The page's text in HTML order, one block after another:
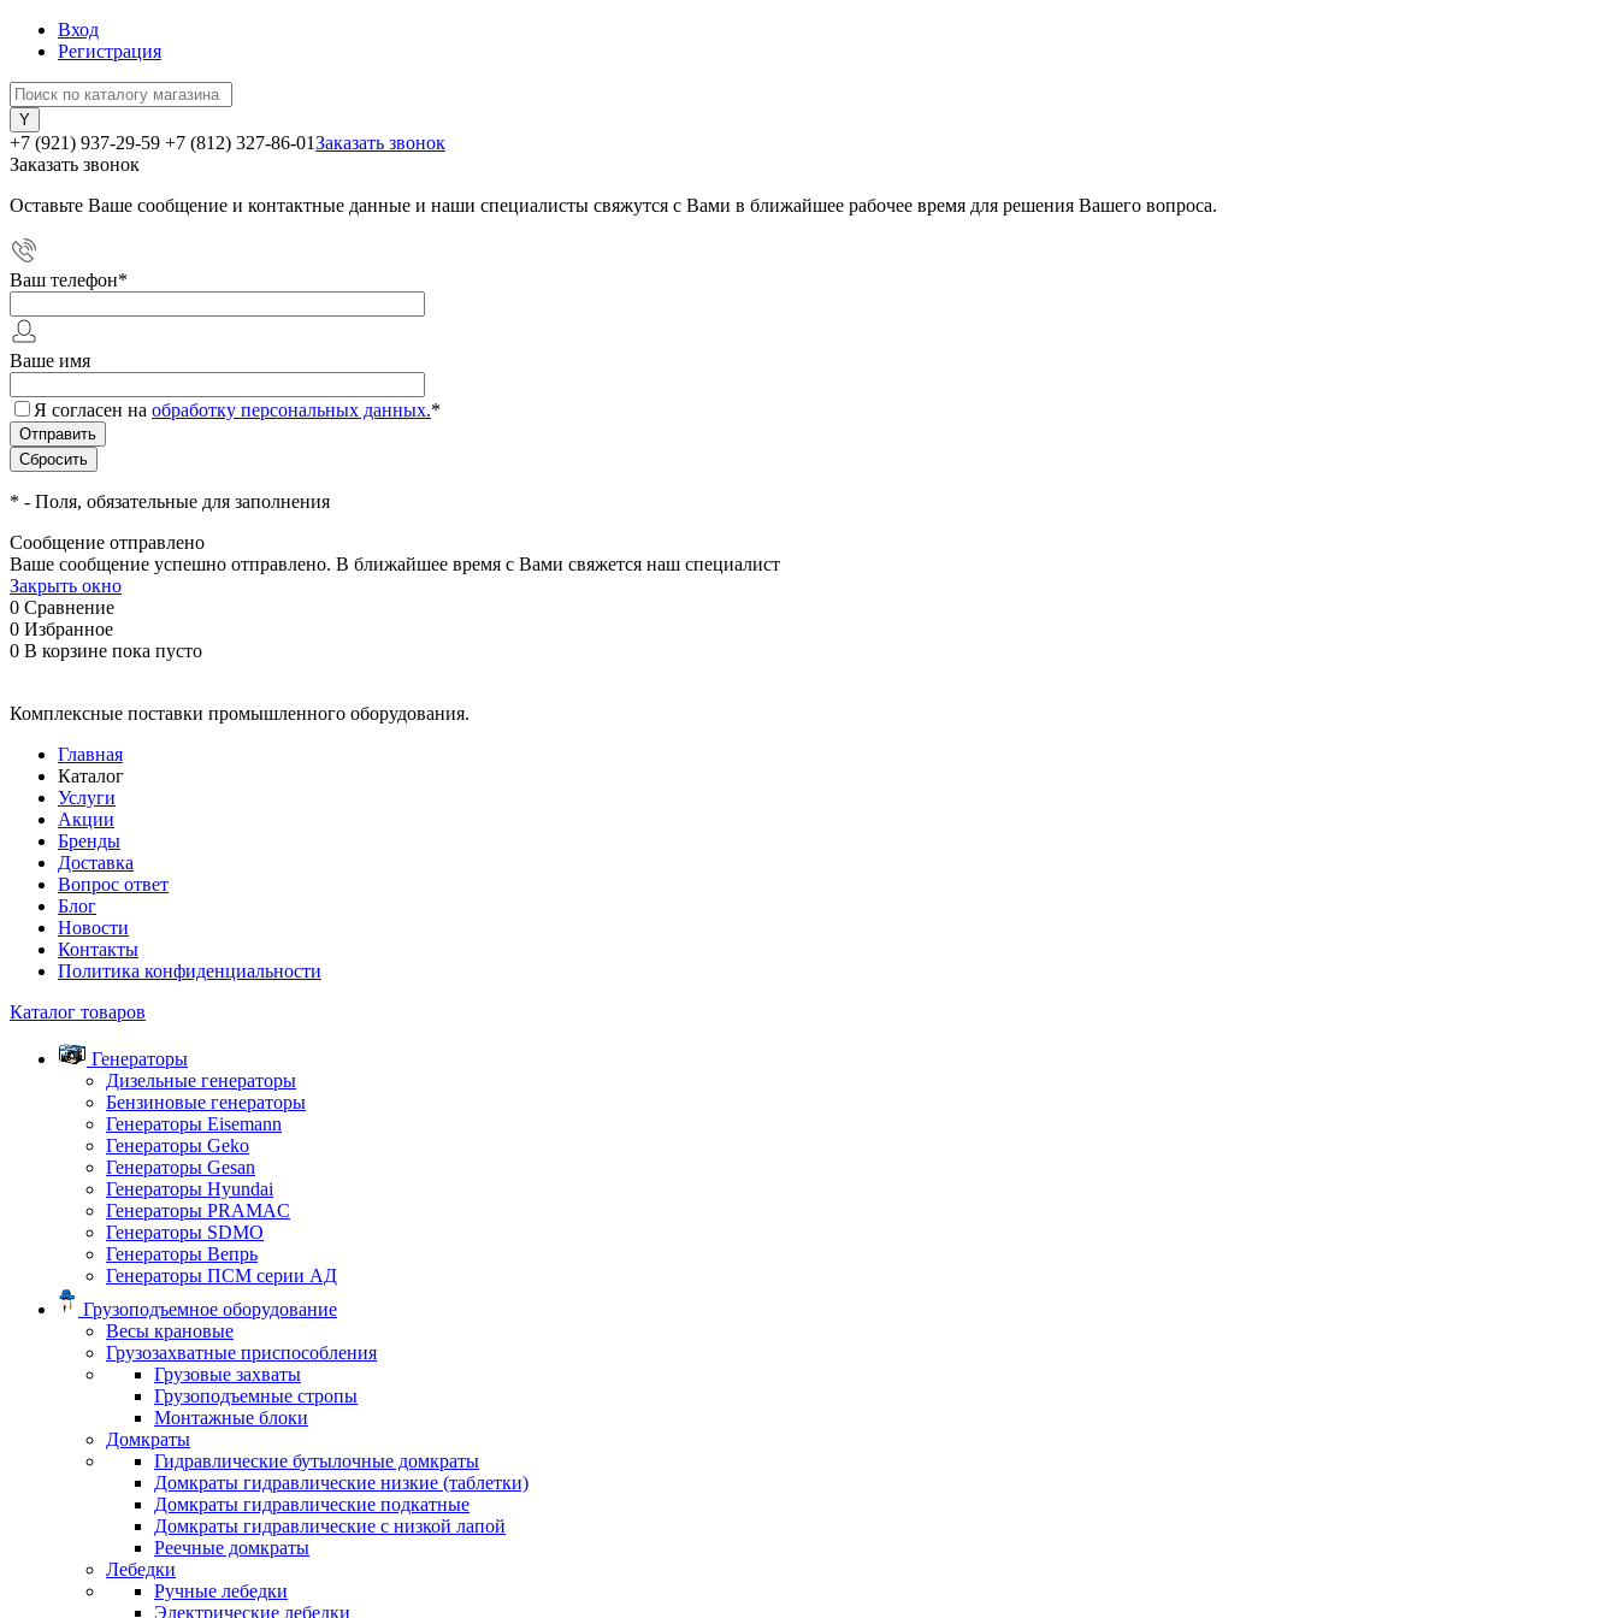
Вход
Регистрация
+7 (921) 937-29-59 +7 (812) 327-86-01Заказать звонок
Заказать звонок
Оставьте Ваше сообщение и контактные данные и наши специалисты свяжутся с Вами в ближайшее рабочее время для решения Вашего вопроса.
Ваш телефон*
Ваше имя
Я согласен на обработку персональных данных.*
* - Поля, обязательные для заполнения
Сообщение отправлено
Ваше сообщение успешно отправлено. В ближайшее время с Вами свяжется наш специалист
Закрыть окно
0 Сравнение
0 Избранное
0 В корзине пока пусто
Комплексные поставки промышленного оборудования.
Главная
Каталог
Услуги
Акции
Бренды
Доставка
Вопрос ответ
Блог
Новости
Контакты
Политика конфиденциальности
Каталог товаров
Генераторы
Дизельные генераторы
Бензиновые генераторы
Генераторы Eisemann
Генераторы Geko
Генераторы Gesan
Генераторы Hyundai
Генераторы PRAMAC
Генераторы SDMO
Генераторы Вепрь
Генераторы ПСМ серии АД
Грузоподъемное оборудование
Весы крановые
Грузозахватные приспособления
Грузовые захваты
Грузоподъемные стропы
Монтажные блоки
Домкраты
Гидравлические бутылочные домкраты
Домкраты гидравлические низкие (таблетки)
Домкраты гидравлические подкатные
Домкраты гидравлические с низкой лапой
Реечные домкраты
Лебедки
Ручные лебедки
Электрические лебедки